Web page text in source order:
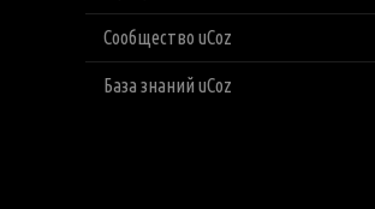
Сообщество uCoz
База знаний uCoz